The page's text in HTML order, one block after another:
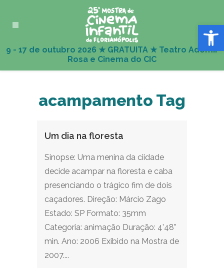
Abrir
acampamento Tag
Um dia na floresta
Sinopse: Uma menina da ciidade
decide acampar na floresta e caba
presenciando o trágico fim de dois
caçadores. Direção: Márcio Zago
Estado: SP Formato: 35mm
Categoria: animação Duração: 4’48”
min. Ano: 2006 Exibido na Mostra de
2007....